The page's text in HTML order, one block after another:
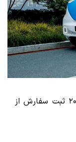
فولکس واگن اعلام کرد که بیش از ۲۰۰۰۰ ثبت سفارش از